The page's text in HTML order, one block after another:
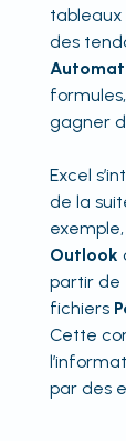
tableaux
des
gagner
Excel
de la
Outlook
partir de
fichiers
Cette
par des